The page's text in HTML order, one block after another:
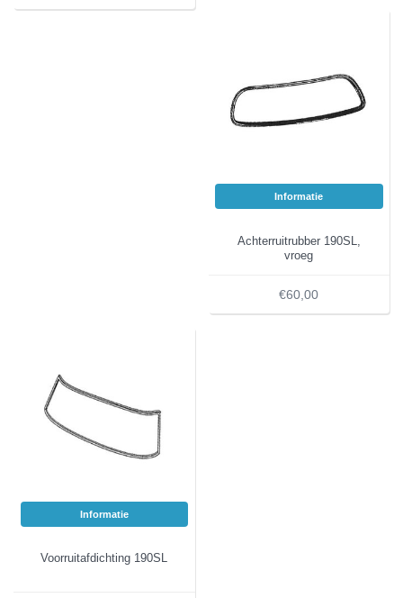
Informatie
Achterruitrubber 190SL,
vroeg
€60,00
Informatie
Voorruitafdichting 190SL